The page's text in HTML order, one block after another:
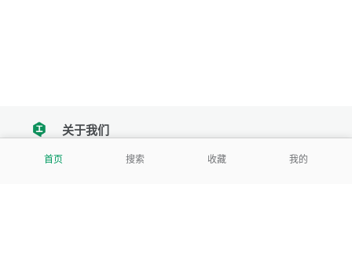
首页 搜索 收藏 我的
tencent关于我们
我们努力把每一个工具做成批量处理的产品